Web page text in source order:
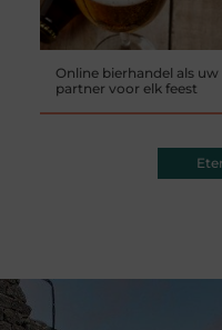
Online bierhandel als uw
partner voor elk feest